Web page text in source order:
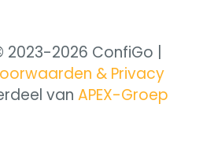
2023-2026 ConfiGo |
& Privacy
van APEX-Groep